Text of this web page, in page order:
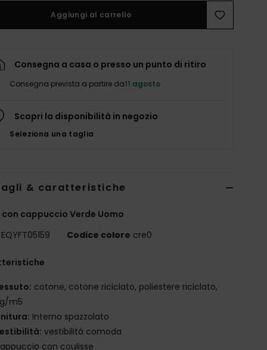
Aggiungi al carrello
Consegna a casa o presso un punto di ritiro
Consegna prevista a partire da11 agosto
Scopri la disponibilità in negozio
Seleziona una taglia
& caratteristiche
con cappuccio Verde Uomo
EQYFT05159 Codice colore cre0
cotone, cotone riciclato, poliestere riciclato,
m5
Interno spazzolato
vestibilità comoda
con coulisse